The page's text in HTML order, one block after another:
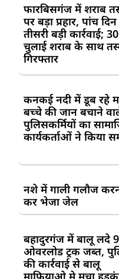
फारबिसगंज में शराब
पर बड़ा प्रहार, पांच
तीसरी बड़ी कार्रवाई;
चुलाई शराब के साथ
गिरफ्तार
कनकई नदी में डूब रहे
बच्चे की जान बचाने
पुलिसकर्मियों का
कार्यकर्ताओं ने किया
नशे में गाली गलौज
कर भेजा जेल
बहादुरगंज में बालू लदे 9
ओवरलोड ट्रक जब्त,
की कार्रवाई से बालू
माफियाओ मे मचा